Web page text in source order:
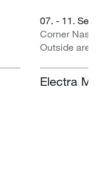
07. - 11.
Corner
Outside area
Electra